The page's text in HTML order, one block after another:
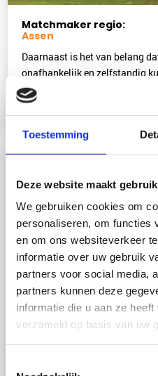
Toestemming
Deze website maakt
We gebruiken cookies om
personaliseren, om functies
en om ons websiteverkeer
informatie over uw gebruik
partners voor social media,
partners kunnen deze
informatie die u aan ze
verzameld op basis van uw
Matchmaker regio:
Assen
Daarnaast is het van belang
onafhankelijk en zelfstandig
kunt samenwerken...
Lees meer
Matchmaker regio:
Almere
een persoonlijk intakegesprek...